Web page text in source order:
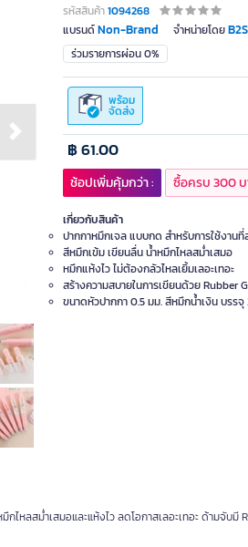
Next slide
รหัสสินค้า1094268
แบรนด์Non-Brand จำหน่ายโดยB2S
ร่วมรายการผ่อน 0%
พร้อม
จัดส่ง
฿ 61.00
ช้อปเพิ่มคุ้มกว่า : ซื้อครบ 300
เกี่ยวกับสินค้า
ปากกาหมึกเจล แบบกด สำหรับการใช้งานที่
สีหมึกเข้ม เขียนลื่น น้ำหมึกไหลสม่ำเสมอ
หมึกแห้งไว ไม่ต้องกลัวไหลเยิ้มเลอะเทอะ
สร้างความสบายในการเขียนด้วย Rubber
ขนาดหัวปากกา 0.5 มม. สีหมึกน้ำเงิน บรร
หลสม่ำเสมอและแห้งไว ลดโอกาสเลอะเทอะ ด้ามจับ